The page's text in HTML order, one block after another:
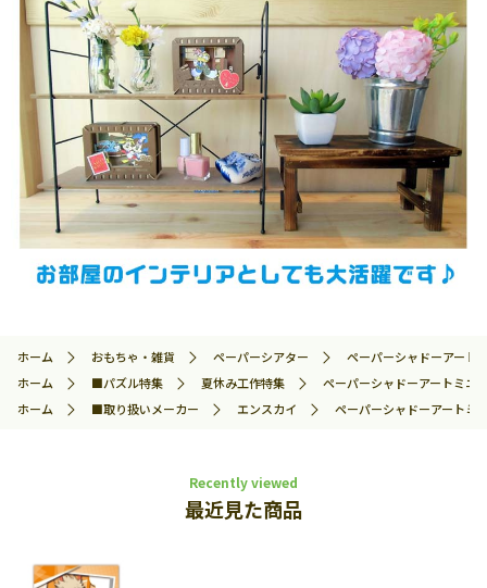
ホーム おもちゃ・雑貨 ペーパーシアター
ペーパーシャドーアー
ホーム
■パズル特集 夏休み工作特集
ペーパーシャドーアートミ
ホーム
■取り扱いメーカー エンスカイ ペーパーシャドーアート
Recently viewed
最近見た商品